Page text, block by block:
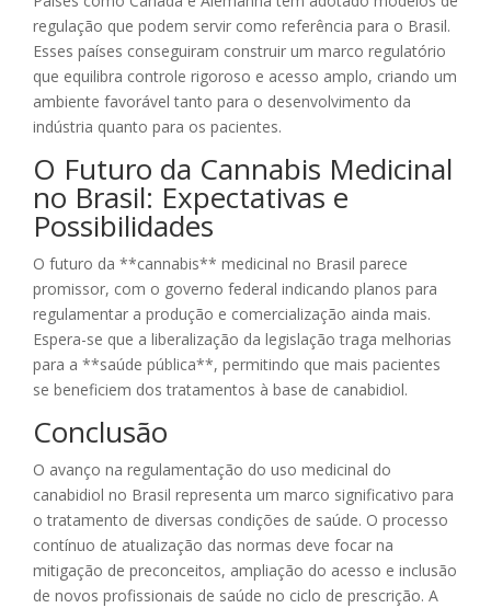
regulação que podem servir como referência para o Brasil.
Esses países conseguiram construir um marco regulatório
que equilibra controle rigoroso e acesso amplo, criando um
ambiente favorável tanto para o desenvolvimento da
indústria quanto para os pacientes.
O Futuro da Cannabis Medicinal
no Brasil: Expectativas e
Possibilidades
O futuro da **cannabis** medicinal no Brasil parece
promissor, com o governo federal indicando planos para
regulamentar a produção e comercialização ainda mais.
Espera-se que a liberalização da legislação traga melhorias
para a **saúde pública**, permitindo que mais pacientes
se beneficiem dos tratamentos à base de canabidiol.
Conclusão
O avanço na regulamentação do uso medicinal do
canabidiol no Brasil representa um marco significativo para
o tratamento de diversas condições de saúde. O processo
contínuo de atualização das normas deve focar na
mitigação de preconceitos, ampliação do acesso e inclusão
de novos profissionais de saúde no ciclo de prescrição. A